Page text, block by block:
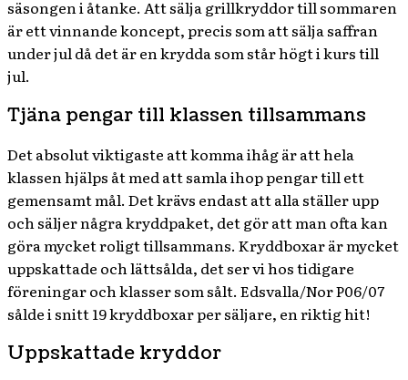
säsongen i åtanke. Att sälja grillkryddor till sommaren
är ett vinnande koncept, precis som att sälja saffran
under jul då det är en krydda som står högt i kurs till
jul.
Tjäna pengar till klassen tillsammans
Det absolut viktigaste att komma ihåg är att hela
klassen hjälps åt med att samla ihop pengar till ett
gemensamt mål. Det krävs endast att alla ställer upp
och säljer några kryddpaket, det gör att man ofta kan
göra mycket roligt tillsammans. Kryddboxar är mycket
uppskattade och lättsålda, det ser vi hos tidigare
föreningar och klasser som sålt. Edsvalla/Nor P06/07
sålde i snitt 19 kryddboxar per säljare, en riktig hit!
Uppskattade kryddor